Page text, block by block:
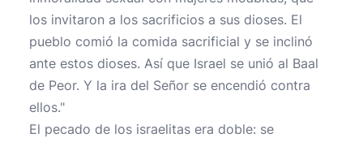
los invitaron a los sacrificios a sus dioses. El
pueblo comió la comida sacrificial y se inclinó
ante estos dioses. Así que Israel se unió al Baal
de Peor. Y la ira del Señor se encendió contra
ellos."
El pecado de los israelitas era doble: se